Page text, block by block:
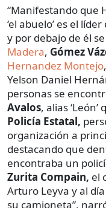
“Manifestando que
‘el abuelo’ es el
y por debajo de él
Madera, Gómez
Hernandez Montejo
Yelson Daniel
personas se
Avalos, alias
Policía Estatal,
organización a
destacando que
encontraba un
Zurita Compain, el
Arturo Leyva y al
su camioneta”,